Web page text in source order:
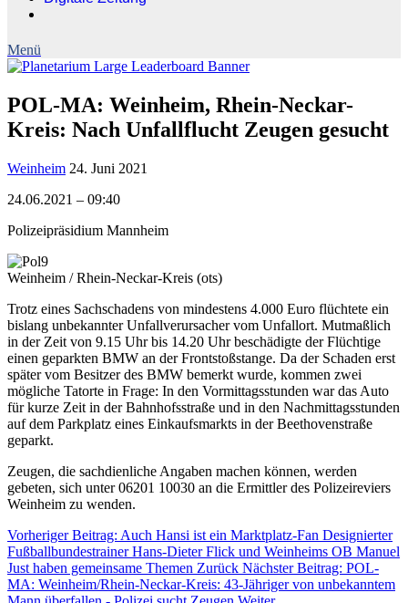
POL-MA: Weinheim, Rhein-Neckar-
Kreis: Nach Unfallflucht Zeugen gesucht
Weinheim 24. Juni 2021
24.06.2021 – 09:40
Polizeipräsidium Mannheim
Weinheim / Rhein-Neckar-Kreis (ots)
Trotz eines Sachschadens von mindestens 4.000 Euro flüchtete ein
bislang unbekannter Unfallverursacher vom Unfallort. Mutmaßlich
in der Zeit von 9.15 Uhr bis 14.20 Uhr beschädigte der Flüchtige
einen geparkten BMW an der Frontstoßstange. Da der Schaden erst
später vom Besitzer des BMW bemerkt wurde, kommen zwei
mögliche Tatorte in Frage: In den Vormittagsstunden war das Auto
für kurze Zeit in der Bahnhofsstraße und in den Nachmittagsstunden
auf dem Parkplatz eines Einkaufsmarkts in der Beethovenstraße
geparkt.
Zeugen, die sachdienliche Angaben machen können, werden
gebeten, sich unter 06201 10030 an die Ermittler des Polizeireviers
Weinheim zu wenden.
Vorheriger Beitrag: Auch Hansi ist ein Marktplatz-Fan Designierter
Fußballbundestrainer Hans-Dieter Flick und Weinheims OB Manuel
Just haben gemeinsame Themen Zurück Nächster Beitrag: POL-
MA: Weinheim/Rhein-Neckar-Kreis: 43-Jähriger von unbekanntem